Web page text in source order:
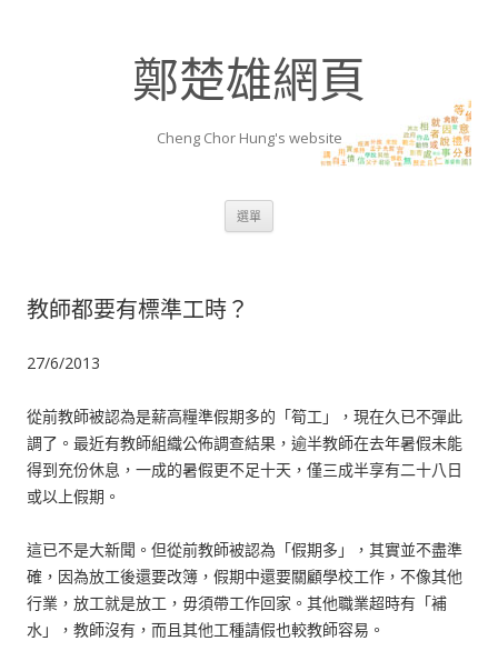
鄭楚雄網頁
Cheng Chor Hung's website
選單
教師都要有標準工時？
27/6/2013
從前教師被認為是薪高糧準假期多的「筍工」，現在久已不彈此
調了。最近有教師組織公佈調查結果，逾半教師在去年暑假未能
得到充份休息，一成的暑假更不足十天，僅三成半享有二十八日
或以上假期。
這已不是大新聞。但從前教師被認為「假期多」，其實並不盡準
確，因為放工後還要改簿，假期中還要關顧學校工作，不像其他
行業，放工就是放工，毋須帶工作回家。其他職業超時有「補
水」，教師沒有，而且其他工種請假也較教師容易。